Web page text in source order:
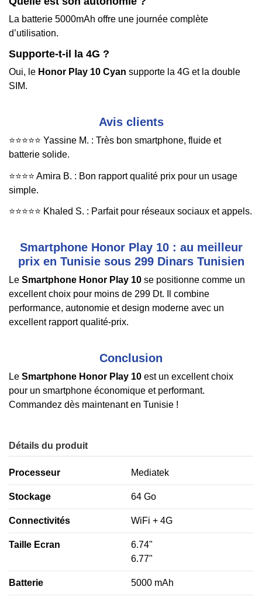
La batterie 5000mAh offre une journée complète
d’utilisation.
Supporte-t-il la 4G ?
Oui, le Honor Play 10 Cyan supporte la 4G et la double
SIM.
Avis clients
⭐️⭐️⭐️⭐️⭐️ Yassine M. : Très bon smartphone, fluide et
batterie solide.
⭐️⭐️⭐️⭐️ Amira B. : Bon rapport qualité prix pour un usage
simple.
⭐️⭐️⭐️⭐️⭐️ Khaled S. : Parfait pour réseaux sociaux et appels.
Smartphone Honor Play 10 : au meilleur
prix en Tunisie sous 299 Dinars Tunisien
Le Smartphone Honor Play 10 se positionne comme un
excellent choix pour moins de 299 Dt. Il combine
performance, autonomie et design moderne avec un
excellent rapport qualité-prix.
Conclusion
Le Smartphone Honor Play 10 est un excellent choix
pour un smartphone économique et performant.
Commandez dès maintenant en Tunisie !
Détails du produit
Processeur Mediatek
Stockage 64 Go
Connectivités WiFi + 4G
Taille Ecran
6.74"
6.77"
Batterie 5000 mAh